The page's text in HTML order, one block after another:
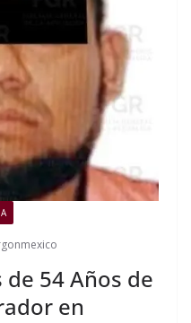
54 Años de
en